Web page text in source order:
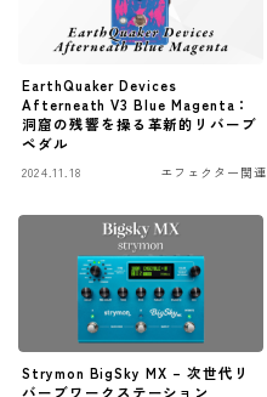
弾いてみた
EarthQuaker Devices
Afterneath V3 Blue Magenta：
洞窟の残響を操る革新的リバーブ
ペダル
2024.11.18 エフェクター関連
Strymon BigSky MX – 次世代リ
バーブワークステーション